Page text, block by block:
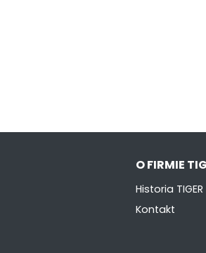
O FIRMIE
Historia TIGER
Kontakt